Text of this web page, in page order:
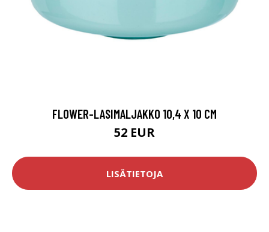
FLOWER-LASIMALJAKKO 10,4 X 10 CM
52 EUR
LISÄTIETOJA